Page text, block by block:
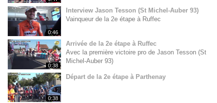
0:46
Interview Jason Tesson (St Michel-Auber 93)
Vainqueur de la 2e étape à Ruffec
0:38
Arrivée de la 2e étape à Ruffec
Avec la première victoire pro de Jason Tesson (St
Michel-Auber 93)
0:38
Départ de la 2e étape à Parthenay